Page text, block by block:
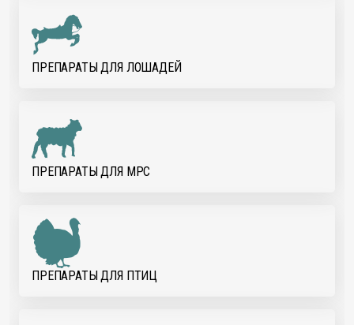
ПРЕПАРАТЫ ДЛЯ ЛОШАДЕЙ
ПРЕПАРАТЫ ДЛЯ МРС
ПРЕПАРАТЫ ДЛЯ ПТИЦ